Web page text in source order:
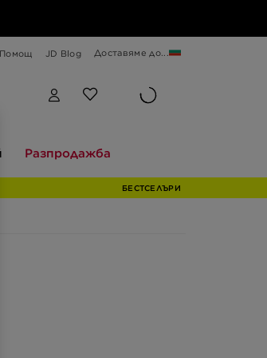
Помощ JD Blog Доставяме до...
Разпродажба
БЕСТСЕЛЪРИ